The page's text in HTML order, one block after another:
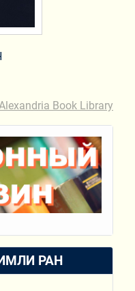
Alexandria Book Library
РАН